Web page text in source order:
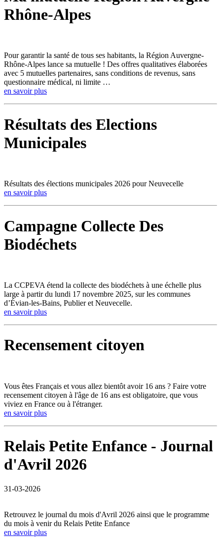
Rhône-Alpes
Pour garantir la santé de tous ses habitants, la Région Auvergne-
Rhône-Alpes lance sa mutuelle ! Des offres qualitatives élaborées
avec 5 mutuelles partenaires, sans conditions de revenus, sans
questionnaire médical, ni limite …
en savoir plus
Résultats des Elections
Municipales
Résultats des élections municipales 2026 pour Neuvecelle
en savoir plus
Campagne Collecte Des
Biodéchets
La CCPEVA étend la collecte des biodéchets à une échelle plus
large à partir du lundi 17 novembre 2025, sur les communes
d’Évian-les-Bains, Publier et Neuvecelle.
en savoir plus
Recensement citoyen
Vous êtes Français et vous allez bientôt avoir 16 ans ? Faire votre
recensement citoyen à l'âge de 16 ans est obligatoire, que vous
viviez en France ou à l'étranger.
en savoir plus
Relais Petite Enfance - Journal
d'Avril 2026
31-03-2026
Retrouvez le journal du mois d'Avril 2026 ainsi que le programme
du mois à venir du Relais Petite Enfance
en savoir plus